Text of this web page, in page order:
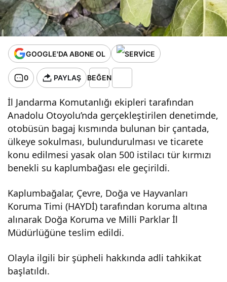
GOOGLE'DA ABONE OL
0 PAYLAŞ BEĞEN
İl Jandarma Komutanlığı ekipleri tarafından
Anadolu Otoyolu’nda gerçekleştirilen denetimde,
otobüsün bagaj kısmında bulunan bir çantada,
ülkeye sokulması, bulundurulması ve ticarete
konu edilmesi yasak olan 500 istilacı tür kırmızı
benekli su kaplumbağası ele geçirildi.
Kaplumbağalar, Çevre, Doğa ve Hayvanları
Koruma Timi (HAYDİ) tarafından koruma altına
alınarak Doğa Koruma ve Milli Parklar İl
Müdürlüğüne teslim edildi.
Olayla ilgili bir şüpheli hakkında adli tahkikat
başlatıldı.
ğası ele
geçirildi